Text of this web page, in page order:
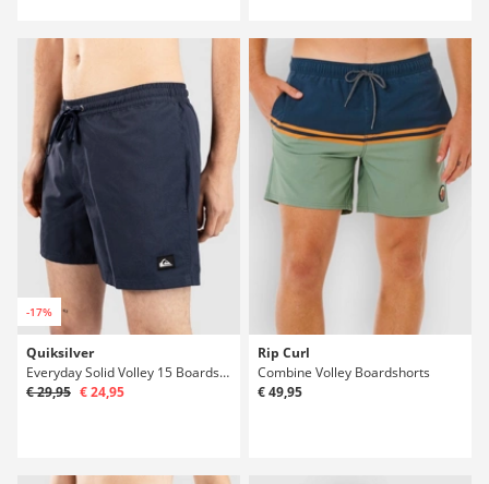
-17%
Quiksilver
Everyday Solid Volley 15 Boardshorts
€ 29,95 € 24,95
Rip Curl
Combine Volley Boardshorts
€ 49,95